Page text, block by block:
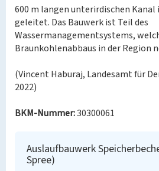
600 m langen unterirdischen Kanal
geleitet. Das Bauwerk ist Teil des
Wassermanagementsystems,
Braunkohlenabbaus in der Region
(Vincent Haburaj, Landesamt für
2022)
BKM-Nummer:30300061
Auslaufbauwerk
Spree)